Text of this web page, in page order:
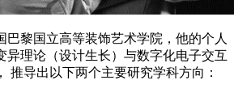
黎国立高等装饰艺术学院，他的个人
异理论（设计生长）与数字化电子交互
推导出以下两个主要研究学科方向：